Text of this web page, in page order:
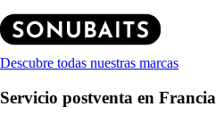
Descubre todas nuestras marcas
Servicio postventa en Francia